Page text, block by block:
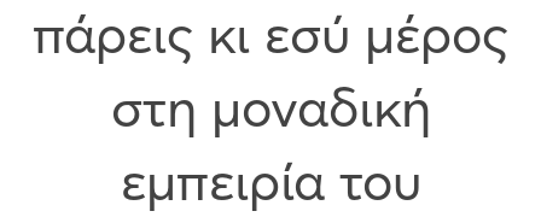
πάρεις κι εσύ μέρος
στη μοναδική
εμπειρία του